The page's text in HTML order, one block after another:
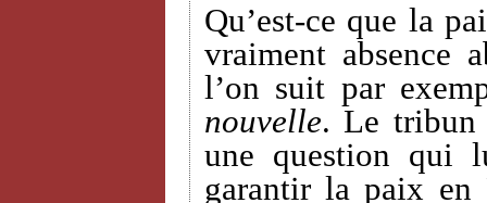
Qu’est-ce que la
vraiment absence
l’on suit par
nouvelle. Le tribun
une question qui
garantir la paix en